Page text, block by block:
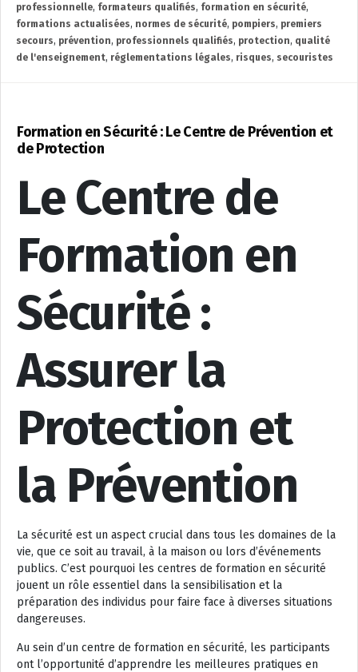
professionnelle, formateurs qualifiés, formation en sécurité,
formations actualisées, normes de sécurité, pompiers, premiers
secours, prévention, professionnels qualifiés, protection, qualité
de l'enseignement, réglementations légales, risques, secouristes
Formation en Sécurité : Le Centre de Prévention et
de Protection
Le Centre de
Formation en
Sécurité :
Assurer la
Protection et
la Prévention
La sécurité est un aspect crucial dans tous les domaines de la
vie, que ce soit au travail, à la maison ou lors d’événements
publics. C’est pourquoi les centres de formation en sécurité
jouent un rôle essentiel dans la sensibilisation et la
préparation des individus pour faire face à diverses situations
dangereuses.
Au sein d’un centre de formation en sécurité, les participants
ont l’opportunité d’apprendre les meilleures pratiques en